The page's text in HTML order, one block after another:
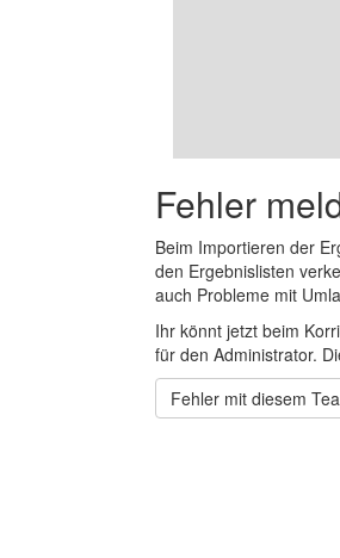
Fehler
Beim Importieren der
den Ergebnislisten
auch Probleme mit
Ihr könnt jetzt beim
für den Administrator.
Fehler mit diesem